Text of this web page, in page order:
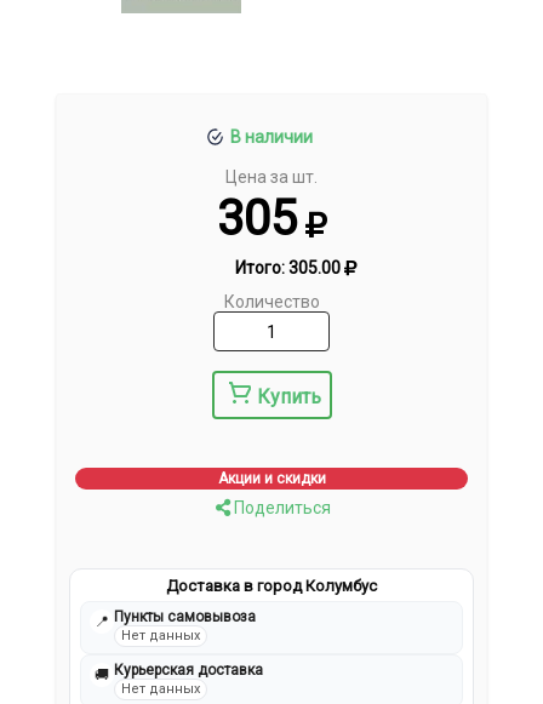
В наличии
Цена за шт.
305
Итого:305.00
Количество
Купить
Акции и скидки
Поделиться
Доставка в город Колумбус
📍 Пункты самовывоза
Нет данных
🚚 Курьерская доставка
Нет данных